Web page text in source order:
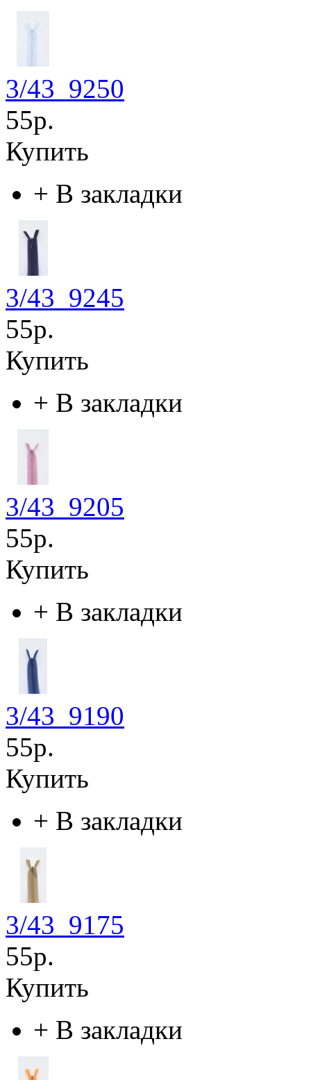
3/43_9250
55р.
Купить
+ В закладки
3/43_9245
55р.
Купить
+ В закладки
3/43_9205
55р.
Купить
+ В закладки
3/43_9190
55р.
Купить
+ В закладки
3/43_9175
55р.
Купить
+ В закладки